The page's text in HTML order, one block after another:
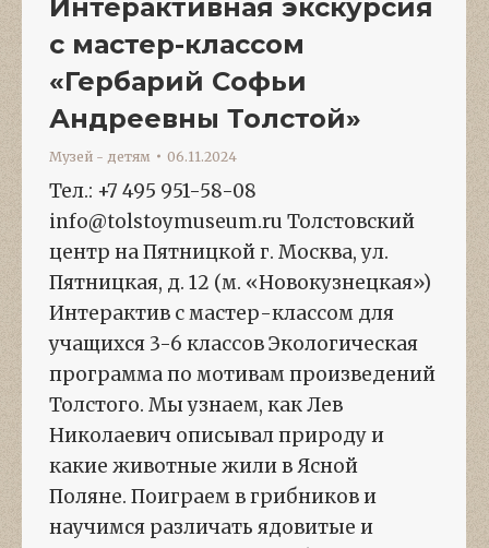
Интерактивная экскурсия
с мастер-классом
«Гербарий Софьи
Андреевны Толстой»
Музей - детям 06.11.2024
Тел.: +7 495 951-58-08
info@tolstoymuseum.ru Толстовский
центр на Пятницкой г. Москва, ул.
Пятницкая, д. 12 (м. «Новокузнецкая»)
Интерактив с мастер-классом для
учащихся 3-6 классов Экологическая
программа по мотивам произведений
Толстого. Мы узнаем, как Лев
Николаевич описывал природу и
какие животные жили в Ясной
Поляне. Поиграем в грибников и
научимся различать ядовитые и